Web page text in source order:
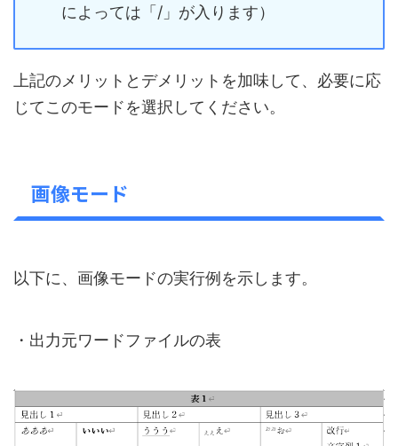
によっては「/」が入ります）
上記のメリットとデメリットを加味して、必要に応
じてこのモードを選択してください。
画像モード
以下に、画像モードの実行例を示します。
・出力元ワードファイルの表